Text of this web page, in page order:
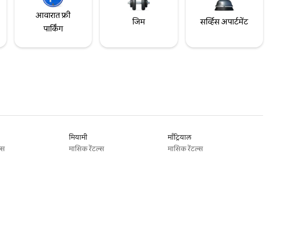
आवारात फ्री
पार्किंग
जिम सर्व्हिस अपार्टमेंट
मियामी
मासिक रेंटल्स
माँट्रियाल
मासिक रेंटल्स